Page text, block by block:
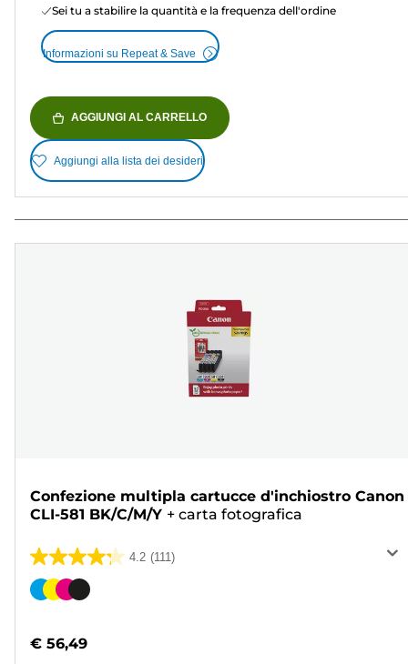
Sei tu a stabilire la quantità e la frequenza dell'ordine
Informazioni su Repeat & Save
AGGIUNGI AL CARRELLO
Aggiungi alla lista dei desideri
Confezione multipla cartucce d'inchiostro Canon
CLI-581 BK/C/M/Y + carta fotografica
4.2 (111)
4.2
su
111
Cartuccia
€ 56,49